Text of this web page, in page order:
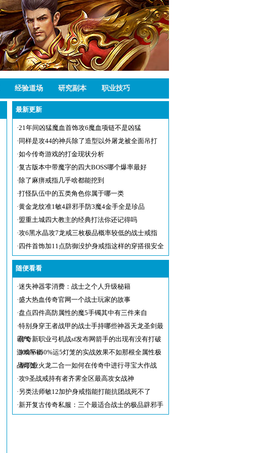
经验道场 研究副本 职业技巧
最新更新
·21年间凶猛魔血首饰攻6魔血项链不是凶猛
· 同样是攻44的神兵除了造型以外屠龙被全面吊打
·如今传奇游戏的打金现状分析
·复古版本中带魔字的四大BOSS哪个爆率最好
·除了麻痹戒指几乎啥都能挖到
·打怪队伍中的五类角色你属于哪一类
·黄金龙纹准1敏4辟邪手防3魔4金手全是珍品
·盟重土城四大教主的经典打法你还记得吗
·攻6黑水晶攻7龙戒三枚极品概率较低的战士戒指
·四件首饰加11点防御没护身戒指这样的穿搭很安全
随便看看
·迷失神器零消费：战士之个人升级秘籍
·盛大热血传奇官网一个战士玩家的故事
·盘点四件高防属性的魔5手镯其中有三件来自
·特别身穿王者战甲的战士手持哪些神器天龙圣剑最
霸气
·传奇新职业弓机战sf发布网箭手的出现有没有打破
游戏平衡
·3000ok50%运5灯笼的实战效果不如那根全属性极
品灯笼
·单职业火龙二合一如何在传奇中进行寻宝大作战
·攻9圣战戒持有者齐霁全区最高攻女战神
· 另类法师敏12加护身戒指能打能抗团战死不了
·新开复古传奇私服：三个最适合战士的极品辟邪手